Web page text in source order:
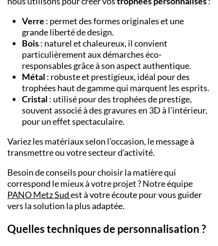
Verre : permet des formes originales et une
grande liberté de design.
Bois: naturel et chaleureux, il convient
particulièrement aux démarches éco-
responsables grâce à son aspect authentique.
Métal : robuste et prestigieux, idéal pour des
trophées haut de gamme qui marquent les esprits.
Cristal : utilisé pour des trophées de prestige,
souvent associé à des gravures en 3D à l’intérieur,
pour un effet spectaculaire.
Variez les matériaux selon l’occasion, le message à
transmettre ou votre secteur d’activité.
Besoin de conseils pour choisir la matière qui
correspond le mieux à votre projet ? Notre équipe
PANO Metz Sudest à votre écoute pour vous guider
vers la solution la plus adaptée.
Quelles techniques de personnalisation ?